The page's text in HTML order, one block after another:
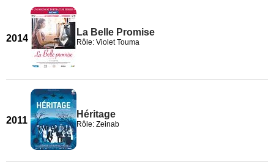
2014
La Belle Promise
Rôle: Violet Touma
2011
Héritage
Rôle: Zeinab